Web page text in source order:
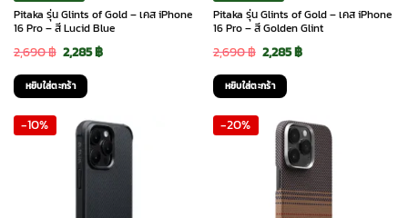
Pitaka รุ่น Glints of Gold – เคส iPhone
16 Pro – สี Lucid Blue
2,690฿ Original
price
was:
2,690 ฿.
2,285฿Current
2,285 ฿.
หยิบใส่ตะกร้า
Pitaka รุ่น Glints of Gold – เคส iPhone
16 Pro – สี Golden Glint
2,690฿ Original
price
was:
2,690 ฿.
2,285฿Current
2,285 ฿.
หยิบใส่ตะกร้า
-10% -20%